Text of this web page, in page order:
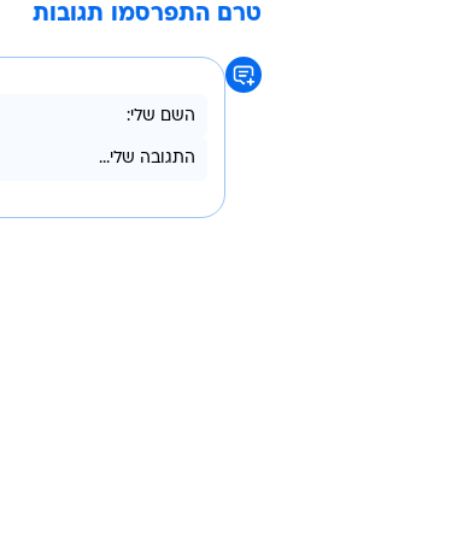
טרם התפרסמו תגובות